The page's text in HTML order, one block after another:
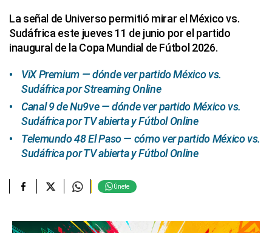
La señal de Universo permitió mirar el México vs.
Sudáfrica este jueves 11 de junio por el partido
inaugural de la Copa Mundial de Fútbol 2026.
ViX Premium — dónde ver partido México vs.
Sudáfrica por Streaming Online
Canal 9 de Nu9ve — dónde ver partido México vs.
Sudáfrica por TV abierta y Fútbol Online
Telemundo 48 El Paso — cómo ver partido México vs.
Sudáfrica por TV abierta y Fútbol Online
Únete